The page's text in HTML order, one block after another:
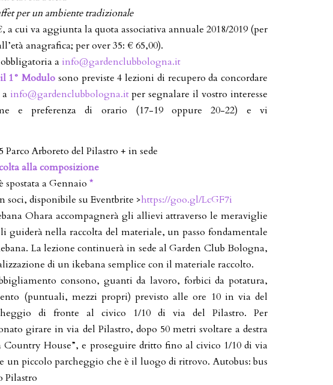
per un ambiente tradizionale
a cui va aggiunta la quota associativa annuale 2018/2019 (per
anagrafica; per over 35: € 65,00).
a info@gardenclubbologna.it
1° Modulo sono previste 4 lezioni di recupero da concordare
info@gardenclubbologna.itper segnalare il vostro interesse
e preferenza di orario (17-19 oppure 20-22) e vi
Parco Arboreto del Pilastro + in sede
alla composizione
spostata a Gennaio *
soci, disponibile su Eventbrite >https://goo.gl/LcGF7i
Ohara accompagnerà gli allievi attraverso le meraviglie
guiderà nella raccolta del materiale, un passo fondamentale
La lezione continuerà in sede al Garden Club Bologna,
di un ikebana semplice con il materiale raccolto.
consono, guanti da lavoro, forbici da potatura,
(puntuali, mezzi propri) previsto alle ore 10 in via del
di fronte al civico 1/10 di via del Pilastro. Per
girare in via del Pilastro, dopo 50 metri svoltare a destra
Country House”, e proseguire dritto fino al civico 1/10 di via
un piccolo parcheggio che è il luogo di ritrovo. Autobus: bus
Pilastro